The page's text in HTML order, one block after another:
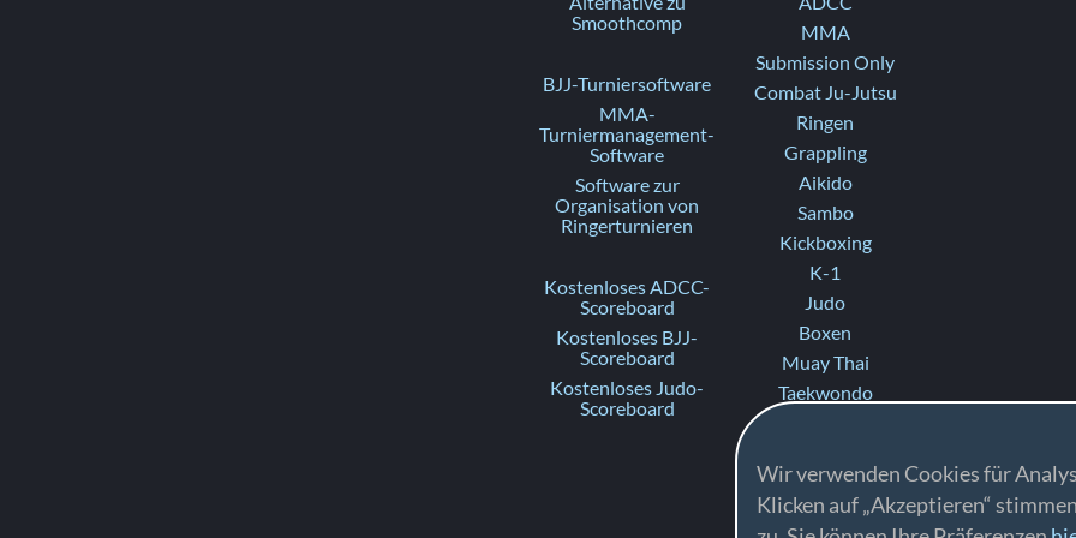
Wir verwenden Cookies für
Klicken auf „Akzeptieren“
Smoothcomp
BJJ-Turniersoftware
MMA-
Turniermanagement-
Software
Software zur
Organisation von
Ringerturnieren
Kostenloses ADCC-
Scoreboard
Kostenloses BJJ-
Scoreboard
Kostenloses Judo-
Scoreboard
MMA
Submission Only
Combat Ju-Jutsu
Ringen
Grappling
Aikido
Sambo
Kickboxing
K-1
Judo
Boxen
Muay Thai
Taekwondo
Fighting
Ne-waza Gi